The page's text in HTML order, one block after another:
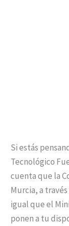
Si estás
Tecnológico
cuenta que la
Murcia, a
igual que el
ponen a tu